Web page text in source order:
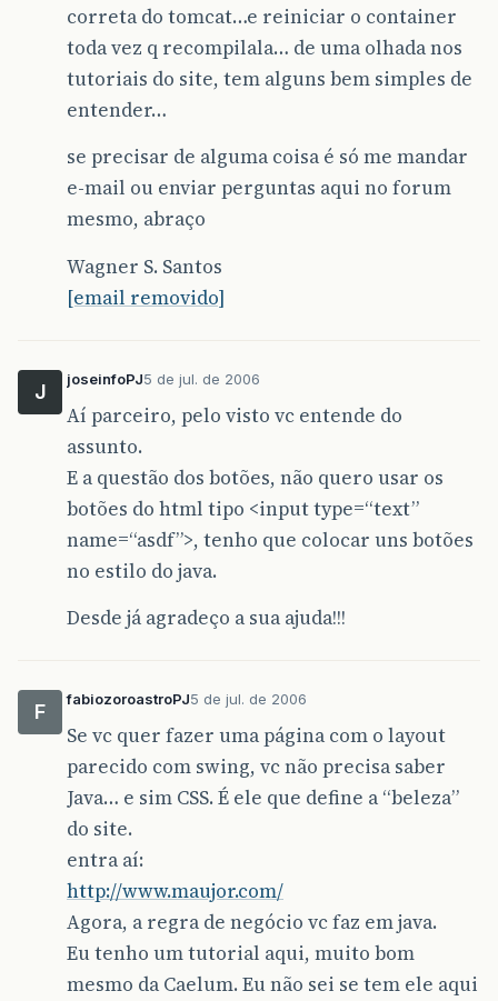
correta do tomcat…e reiniciar o container
toda vez q recompilala… de uma olhada nos
tutoriais do site, tem alguns bem simples de
entender…
se precisar de alguma coisa é só me mandar
e-mail ou enviar perguntas aqui no forum
mesmo, abraço
Wagner S. Santos
[email removido]
J
joseinfoPJ5 de jul. de 2006
Aí parceiro, pelo visto vc entende do
assunto.
E a questão dos botões, não quero usar os
botões do html tipo <input type=“text”
name=“asdf”>, tenho que colocar uns botões
no estilo do java.
Desde já agradeço a sua ajuda!!!
F
fabiozoroastroPJ5 de jul. de 2006
Se vc quer fazer uma página com o layout
parecido com swing, vc não precisa saber
Java… e sim CSS. É ele que define a “beleza”
do site.
entra aí:
http://www.maujor.com/
Agora, a regra de negócio vc faz em java.
Eu tenho um tutorial aqui, muito bom
mesmo da Caelum. Eu não sei se tem ele aqui